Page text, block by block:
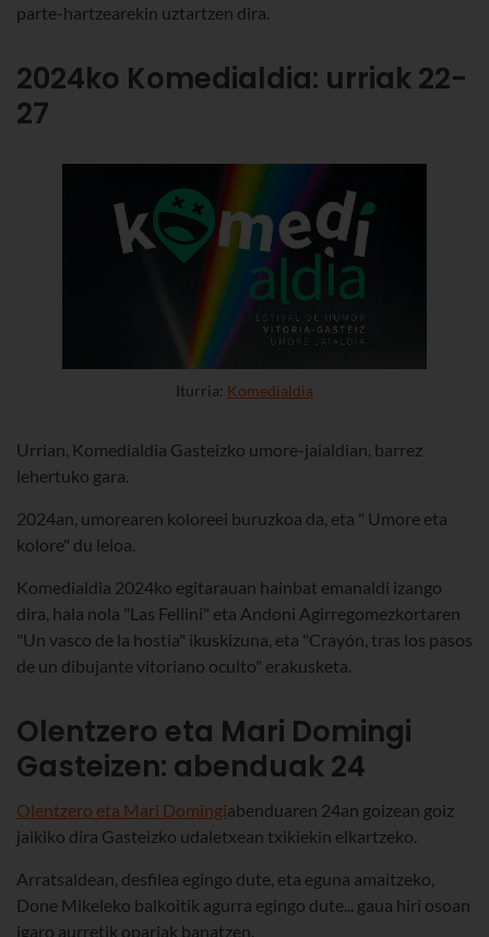
parte-hartzearekin uztartzen dira.
2024ko Komedialdia: urriak 22-
27
Iturria: Komedialdia
Urrian, Komedialdia Gasteizko umore-jaialdian, barrez
lehertuko gara.
2024an, umorearen koloreei buruzkoa da, eta " Umore eta
kolore" du leloa.
Komedialdia 2024ko egitarauan hainbat emanaldi izango
dira, hala nola "Las Fellini" eta Andoni Agirregomezkortaren
"Un vasco de la hostia" ikuskizuna, eta "Crayón, tras los pasos
de un dibujante vitoriano oculto" erakusketa.
Olentzero eta Mari Domingi
Gasteizen: abenduak 24
Olentzero eta Mari Domingiabenduaren 24an goizean goiz
jaikiko dira Gasteizko udaletxean txikiekin elkartzeko.
Arratsaldean, desfilea egingo dute, eta eguna amaitzeko,
Done Mikeleko balkoitik agurra egingo dute... gaua hiri osoan
igaro aurretik opariak banatzen.